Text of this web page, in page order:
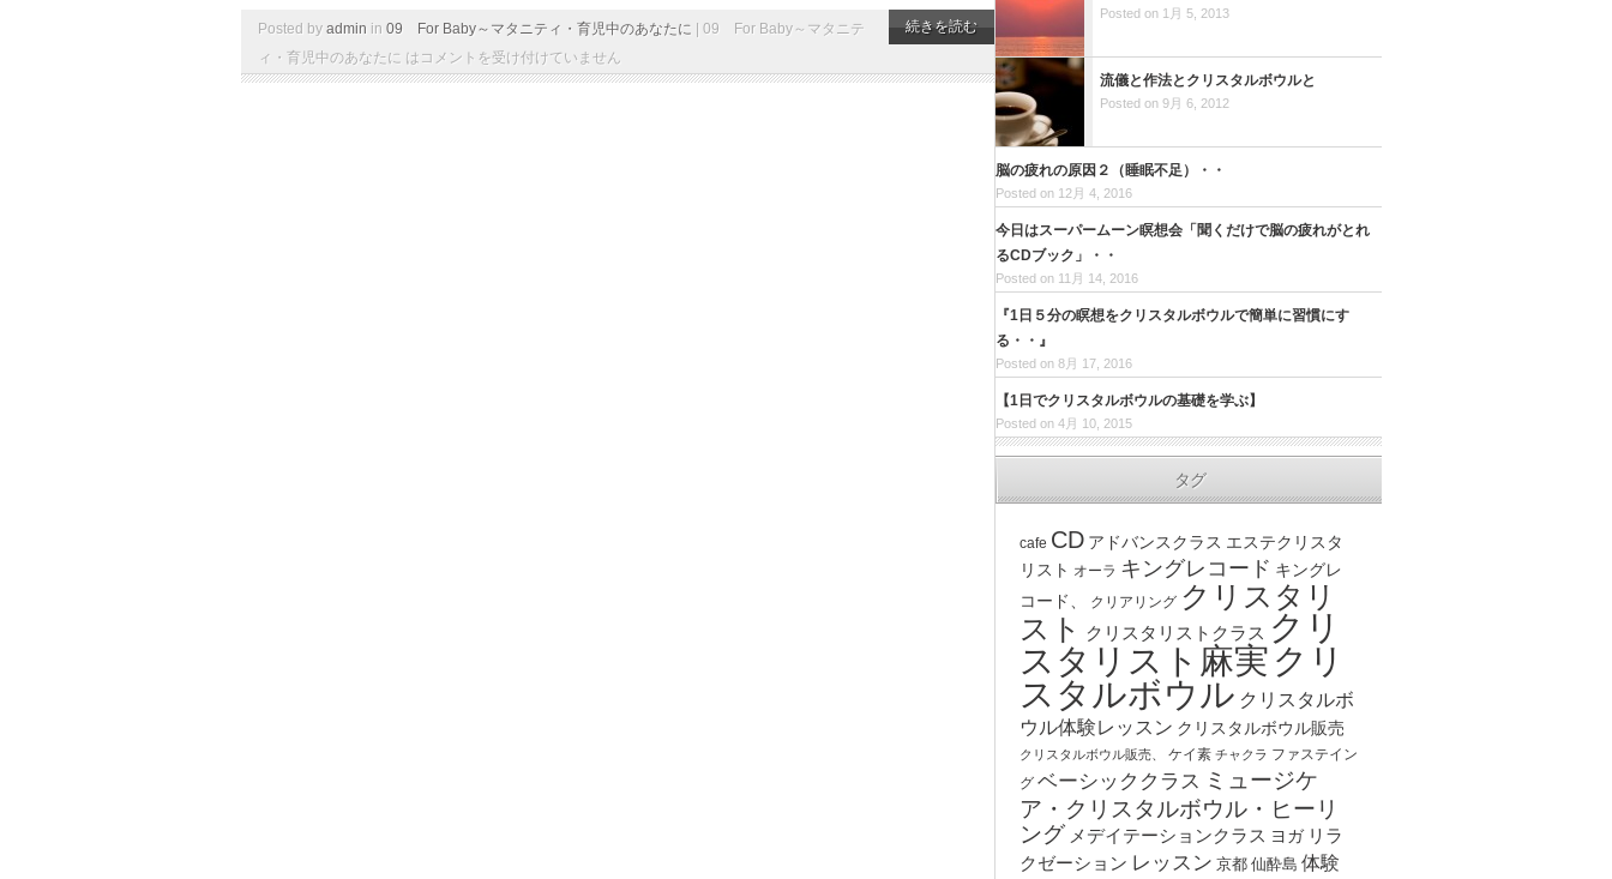
Posted by admin in 09 For Baby～マタニティ・育児中のあなたに
09 For Baby～マタニテ
ィ・育児中のあなたに は コメントを受け付けていません
続きを読む
Posted on 1月 5, 2013
流儀と作法とクリスタルボウルと
Posted on 9月 6, 2012
脳の疲れの原因２（睡眠不足）・・
Posted on 12月 4, 2016
今日はスーパームーン瞑想会「聞くだけで脳の疲れがとれ
るCDブック」・・
Posted on 11月 14, 2016
『1日５分の瞑想をクリスタルボウルで簡単に習慣にす
る・・』
Posted on 8月 17, 2016
【1日でクリスタルボウルの基礎を学ぶ】
Posted on 4月 10, 2015
タグ
cafe CD アドバンスクラス エステクリスタ
リスト オーラ キングレコード キングレ
コード、
クリアリング クリスタリ
スト
クリスタリストクラス クリ
スタリスト麻実 クリ
スタルボウル クリスタルボ
ウル体験レッスン クリスタルボウル販売
クリスタルボウル販売、 ケイ素 チャクラ ファステイン
グ ベーシッククラス ミュージケ
ア・クリスタルボウル・ヒーリ
ング メデイテーションクラス ヨガ リラ
クゼーション レッスン 京都 仙酔島 体験